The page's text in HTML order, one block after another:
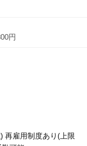
円
再雇用制度あり(上限